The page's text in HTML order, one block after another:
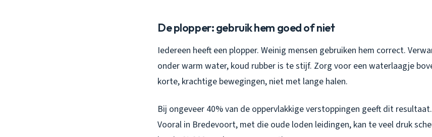
De plopper: gebruik hem goed of niet
Iedereen heeft een plopper. Weinig mensen gebruiken hem correct.
onder warm water, koud rubber is te stijf. Zorg voor een waterlaagje
korte, krachtige bewegingen, niet met lange halen.
Bij ongeveer 40% van de oppervlakkige verstoppingen geeft dit
Vooral in Bredevoort, met die oude loden leidingen, kan te veel druk